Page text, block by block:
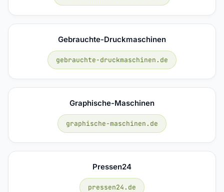
Gebrauchte-Druckmaschinen
gebrauchte-druckmaschinen.de
Graphische-Maschinen
graphische-maschinen.de
Pressen24
pressen24.de